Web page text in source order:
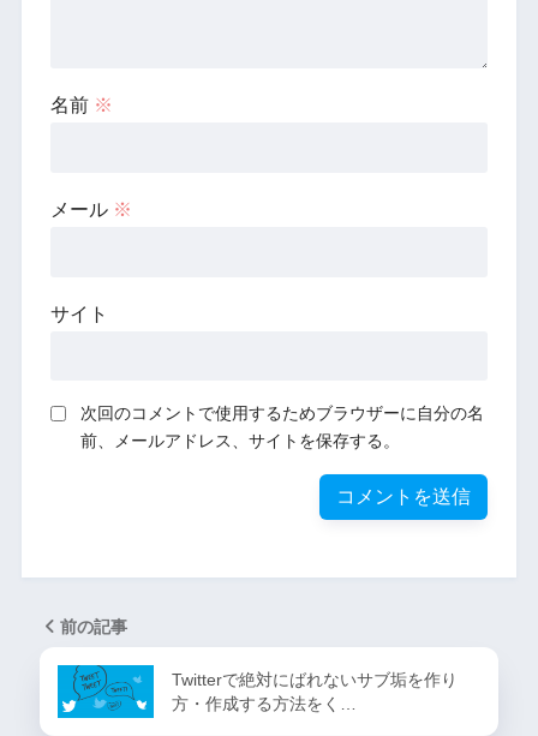
名前 ※
メール ※
サイト
次回のコメントで使用するためブラウザーに自分の名
前、メールアドレス、サイトを保存する。
前の記事
Twitterで絶対にばれないサブ垢を作り
方・作成する方法をく…